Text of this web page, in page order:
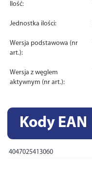
Ilość:
Jednostka ilości:
Wersja podstawowa (nr
art.):
Wersja z węglem
aktywnym (nr art.):
Kody EAN
4047025413060